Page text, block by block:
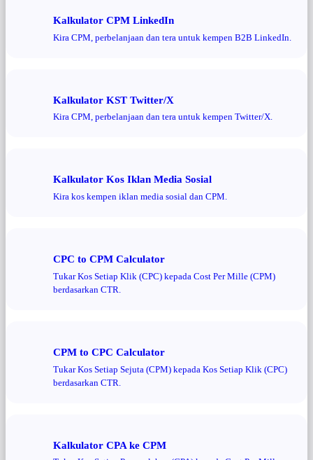
Kalkulator CPM LinkedIn
Kira CPM, perbelanjaan dan tera untuk kempen B2B LinkedIn.
Kalkulator KST Twitter/X
Kira CPM, perbelanjaan dan tera untuk kempen Twitter/X.
Kalkulator Kos Iklan Media Sosial
Kira kos kempen iklan media sosial dan CPM.
CPC to CPM Calculator
Tukar Kos Setiap Klik (CPC) kepada Cost Per Mille (CPM)
berdasarkan CTR.
CPM to CPC Calculator
Tukar Kos Setiap Sejuta (CPM) kepada Kos Setiap Klik (CPC)
berdasarkan CTR.
Kalkulator CPA ke CPM